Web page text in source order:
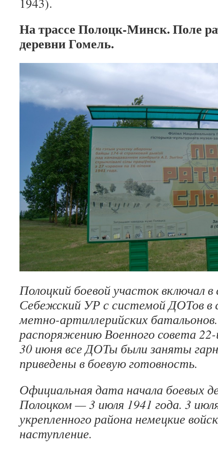
На трассе Полоцк-Минск. Поле
деревни Гомель.
Полоцкий боевой участок включал
Себежский УР с системой ДОТов в
метно-артиллерийских
распоряжению Военного совета
30 июня все ДОТы были заняты
приведены в боевую готовность.
Официальная дата начала боевых
Полоцком — 3 июля 1941 года. 3
укреп­ленного района немецкие
наступление.